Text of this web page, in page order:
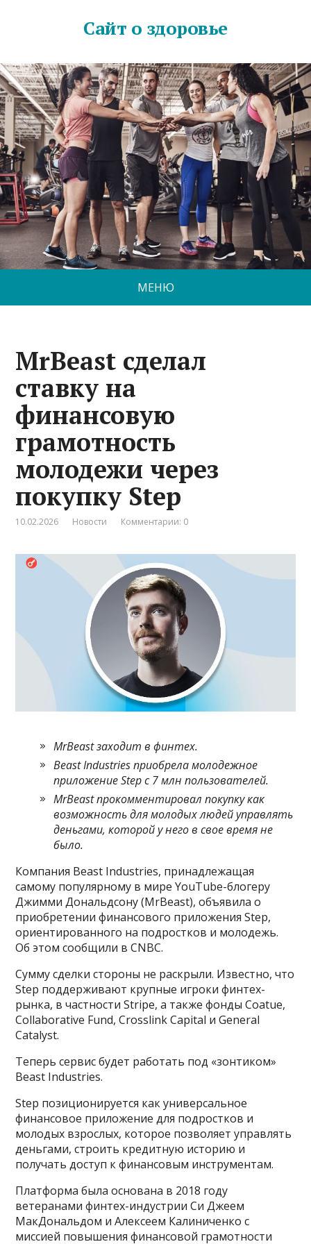
Сайт о здоровье
МЕНЮ
MrBeast сделал
ставку на
финансовую
грамотность
молодежи через
покупку Step
10.02.2026 Новости Комментарии: 0
MrBeast заходит в финтех.
Beast Industries приобрела молодежное
приложение Step с 7 млн пользователей.
MrBeast прокомментировал покупку как
возможность для молодых людей управлять
деньгами, которой у него в свое время не
было.
Компания Beast Industries, принадлежащая
самому популярному в мире YouTube-блогеру
Джимми Дональдсону (MrBeast), объявила о
приобретении финансового приложения Step,
ориентированного на подростков и молодежь.
Об этом сообщили в CNBC.
Сумму сделки стороны не раскрыли. Известно, что
Step поддерживают крупные игроки финтех-
рынка, в частности Stripe, а также фонды Coatue,
Collaborative Fund, Crosslink Capital и General
Catalyst.
Теперь сервис будет работать под «зонтиком»
Beast Industries.
Step позиционируется как универсальное
финансовое приложение для подростков и
молодых взрослых, которое позволяет управлять
деньгами, строить кредитную историю и
получать доступ к финансовым инструментам.
Платформа была основана в 2018 году
ветеранами финтех-индустрии Си Джеем
МакДональдом и Алексеем Калиниченко с
миссией повышения финансовой грамотности